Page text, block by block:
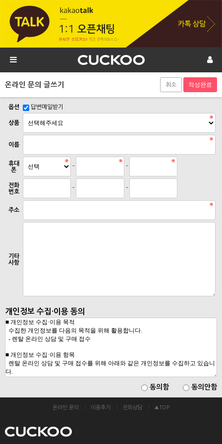
온라인 문의 글쓰기
옵션 답변메일받기
상품
이름
휴대
폰
- -
전화
번호
- -
주소
기타
사항
개인정보 수집·이용 동의
동의함 동의안함
취소
온라인 문의 이용후기 전화상담 ▲TOP